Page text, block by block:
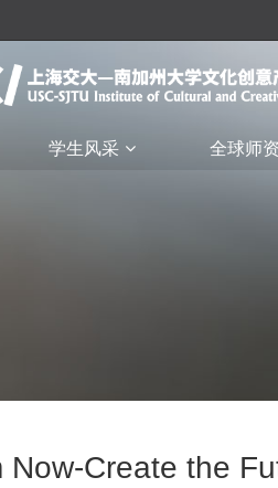
学生风采 全球师资
Now-Create the